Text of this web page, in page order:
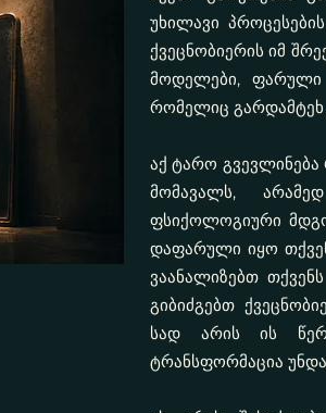
უხილავი
ქვეცნობიერის იმ
მოდელები, ფარული
რომელიც გარდამტეხ
აქ ტარო
მომავალს,
ფსიქოლოგიური
დაფარული იყო
ვაანალიზებთ
გიბიძგებთ
სად არის ის
ტრანსფორმაცია